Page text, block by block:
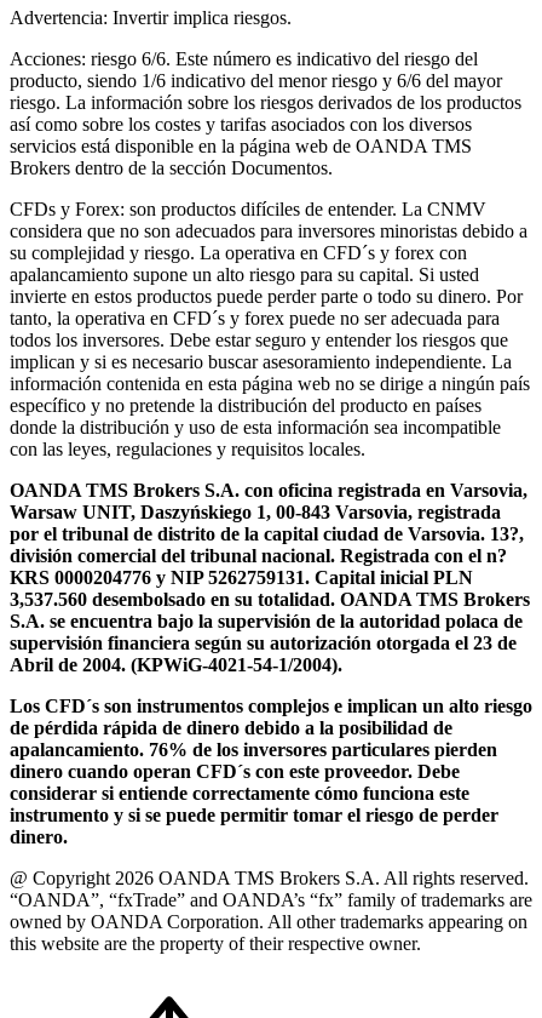
Advertencia: Invertir implica riesgos.
Acciones: riesgo 6/6. Este número es indicativo del riesgo del
producto, siendo 1/6 indicativo del menor riesgo y 6/6 del mayor
riesgo. La información sobre los riesgos derivados de los productos
así como sobre los costes y tarifas asociados con los diversos
servicios está disponible en la página web de OANDA TMS
Brokers dentro de la sección Documentos.
CFDs y Forex: son productos difíciles de entender. La CNMV
considera que no son adecuados para inversores minoristas debido a
su complejidad y riesgo. La operativa en CFD´s y forex con
apalancamiento supone un alto riesgo para su capital. Si usted
invierte en estos productos puede perder parte o todo su dinero. Por
tanto, la operativa en CFD´s y forex puede no ser adecuada para
todos los inversores. Debe estar seguro y entender los riesgos que
implican y si es necesario buscar asesoramiento independiente. La
información contenida en esta página web no se dirige a ningún país
específico y no pretende la distribución del producto en países
donde la distribución y uso de esta información sea incompatible
con las leyes, regulaciones y requisitos locales.
OANDA TMS Brokers S.A. con oficina registrada en Varsovia,
Warsaw UNIT, Daszyńskiego 1, 00-843 Varsovia, registrada
por el tribunal de distrito de la capital ciudad de Varsovia. 13?,
división comercial del tribunal nacional. Registrada con el n?
KRS 0000204776 y NIP 5262759131. Capital inicial PLN
3,537.560 desembolsado en su totalidad. OANDA TMS Brokers
S.A. se encuentra bajo la supervisión de la autoridad polaca de
supervisión financiera según su autorización otorgada el 23 de
Abril de 2004. (KPWiG-4021-54-1/2004).
Los CFD´s son instrumentos complejos e implican un alto riesgo
de pérdida rápida de dinero debido a la posibilidad de
apalancamiento. 76% de los inversores particulares pierden
dinero cuando operan CFD´s con este proveedor. Debe
considerar si entiende correctamente cómo funciona este
instrumento y si se puede permitir tomar el riesgo de perder
dinero.
@ Copyright 2026 OANDA TMS Brokers S.A. All rights reserved.
“OANDA”, “fxTrade” and OANDA’s “fx” family of trademarks are
owned by OANDA Corporation. All other trademarks appearing on
this website are the property of their respective owner.